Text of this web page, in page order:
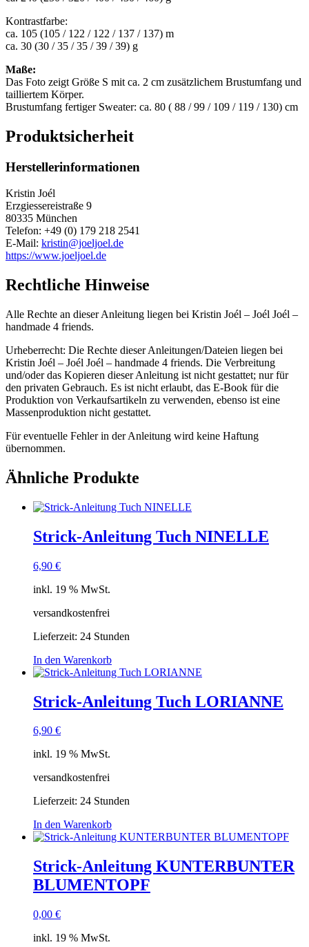
Kontrastfarbe:
ca. 105 (105 / 122 / 122 / 137 / 137) m
ca. 30 (30 / 35 / 35 / 39 / 39) g
Maße:
Das Foto zeigt Größe S mit ca. 2 cm zusätzlichem Brustumfang und
tailliertem Körper.
Brustumfang fertiger Sweater: ca. 80 ( 88 / 99 / 109 / 119 / 130) cm
Produktsicherheit
Herstellerinformationen
Kristin Joél
Erzgiessereistraße 9
80335 München
Telefon: +49 (0) 179 218 2541
E-Mail: kristin@joeljoel.de
https://www.joeljoel.de
Rechtliche Hinweise
Alle Rechte an dieser Anleitung liegen bei Kristin Joél – Joél Joél –
handmade 4 friends.
Urheberrecht: Die Rechte dieser Anleitungen/Dateien liegen bei
Kristin Joél – Joél Joél – handmade 4 friends. Die Verbreitung
und/oder das Kopieren dieser Anleitung ist nicht gestattet; nur für
den privaten Gebrauch. Es ist nicht erlaubt, das E-Book für die
Produktion von Verkaufsartikeln zu verwenden, ebenso ist eine
Massenproduktion nicht gestattet.
Für eventuelle Fehler in der Anleitung wird keine Haftung
übernommen.
Ähnliche Produkte
Strick-Anleitung Tuch NINELLE
6,90 €
inkl. 19 % MwSt.
versandkostenfrei
Lieferzeit: 24 Stunden
In den Warenkorb
Strick-Anleitung Tuch LORIANNE
6,90 €
inkl. 19 % MwSt.
versandkostenfrei
Lieferzeit: 24 Stunden
In den Warenkorb
Strick-Anleitung KUNTERBUNTER
BLUMENTOPF
0,00 €
inkl. 19 % MwSt.